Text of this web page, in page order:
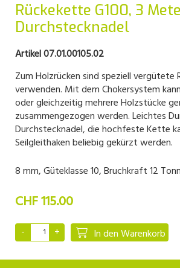
Rückekette G100, 3
Durchstecknadel
Artikel 07.01.00105.02
Zum Holzrücken sind speziell vergütete
verwenden. Mit dem Chokersystem
oder gleichzeitig mehrere Holzstücke
zusammengezogen werden. Leichtes
Durchstecknadel, die hochfeste Kette
Seilgleithaken beliebig gekürzt werden.
8 mm, Güteklasse 10, Bruchkraft 12
CHF 115.00
In den Warenkorb